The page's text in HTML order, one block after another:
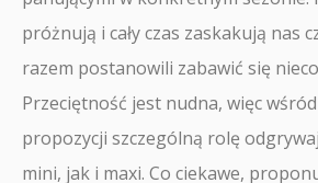
próżnują i cały czas zaskakują nas
razem postanowili zabawić się
Przeciętność jest nudna, więc
propozycji szczególną rolę
mini, jak i maxi. Co ciekawe,